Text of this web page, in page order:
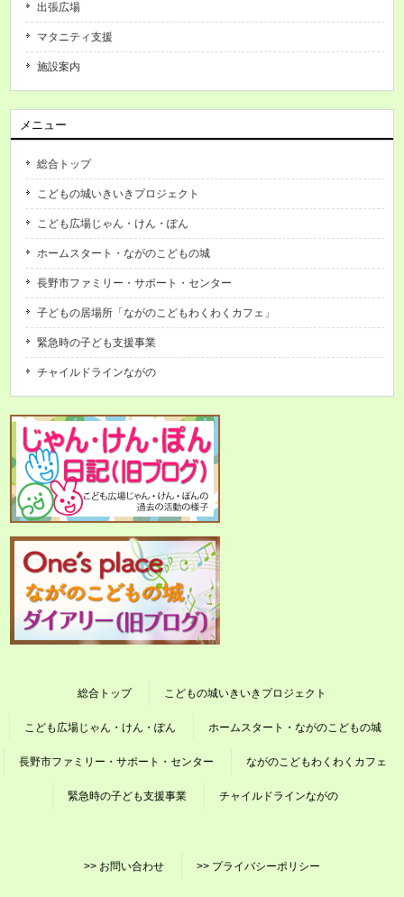
出張広場
マタニティ支援
施設案内
メニュー
総合トップ
こどもの城いきいきプロジェクト
こども広場じゃん・けん・ぽん
ホームスタート・ながのこどもの城
長野市ファミリー・サポート・センター
子どもの居場所「ながのこどもわくわくカフェ」
緊急時の子ども支援事業
チャイルドラインながの
総合トップ こどもの城いきいきプロジェクト
こども広場じゃん・けん・ぽん ホームスタート・ながのこどもの城
長野市ファミリー・サポート・センター ながのこどもわくわくカフェ
緊急時の子ども支援事業 チャイルドラインながの
>> お問い合わせ >> プライバシーポリシー